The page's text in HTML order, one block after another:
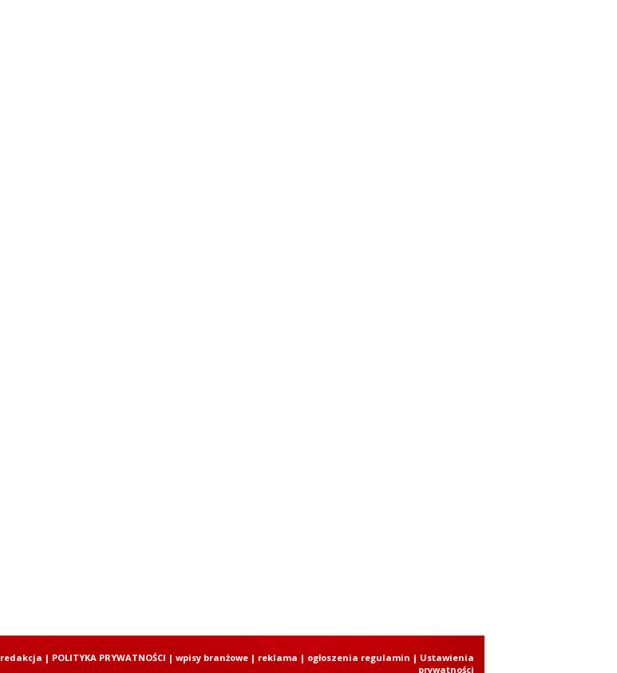
redakcja | POLITYKA PRYWATNOŚCI | wpisy branżowe| reklama | ogłoszenia regulamin | Ustawienia
prywatności